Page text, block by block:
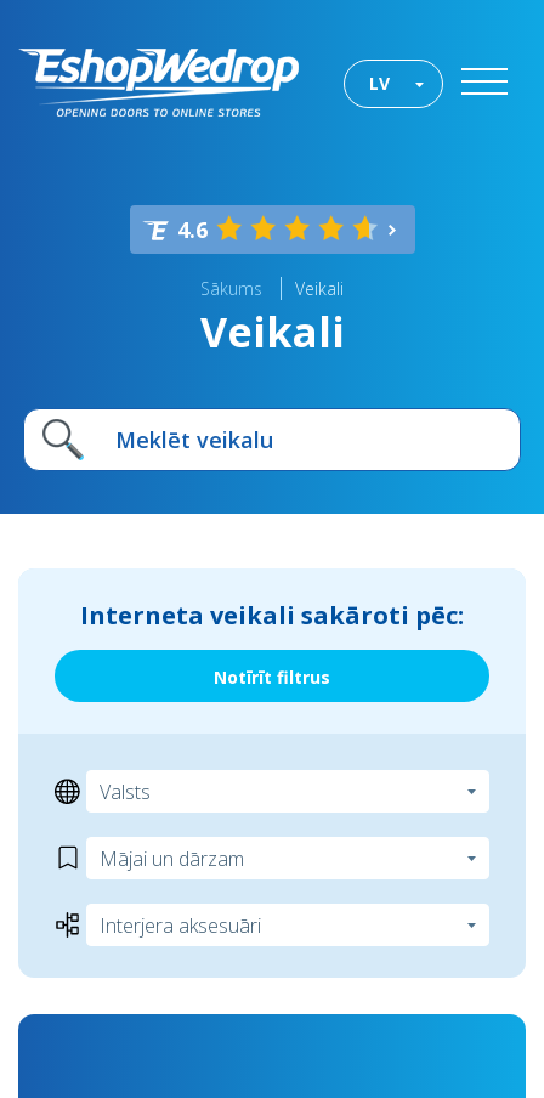
LV
4.6
Sākums Veikali
Veikali
Interneta veikali sakāroti pēc:
Notīrīt filtrus